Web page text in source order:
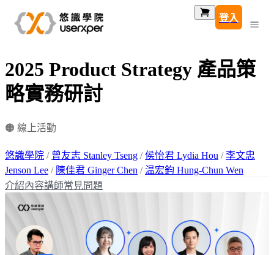
登入
2025 Product Strategy 產品策
略實務研討
🟠 線上活動
悠識學院 / 曾友志 Stanley Tseng /侯怡君 Lydia Hou /李文忠
Jenson Lee / 陳佳君 Ginger Chen /温宏鈞 Hung-Chun Wen
介紹內容講師常見問題